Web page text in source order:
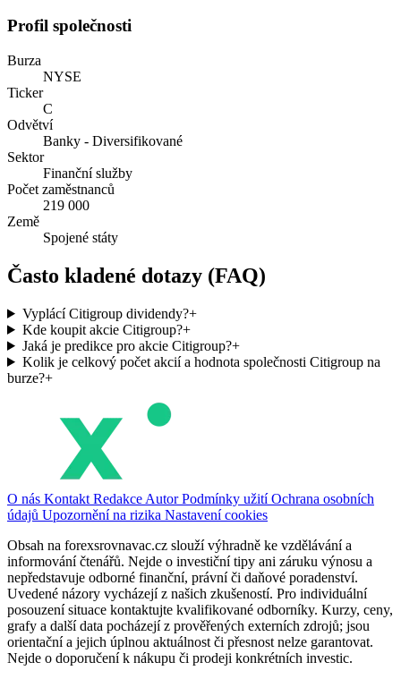
Profil společnosti
Burza
NYSE
Ticker
C
Odvětví
Banky - Diversifikované
Sektor
Finanční služby
Počet zaměstnanců
219 000
Země
Spojené státy
Často kladené dotazy (FAQ)
Vyplácí Citigroup dividendy?+
Kde koupit akcie Citigroup?+
Jaká je predikce pro akcie Citigroup?+
Kolik je celkový počet akcií a hodnota společnosti Citigroup na
burze?+
O nás Kontakt Redakce AutorPodmínky užitíOchrana osobních
údajů Upozornění na rizika Nastavení cookies
Obsah na forexsrovnavac.cz slouží výhradně ke vzdělávání a
informování čtenářů. Nejde o investiční tipy ani záruku výnosu a
nepředstavuje odborné finanční, právní či daňové poradenství.
Uvedené názory vycházejí z našich zkušeností. Pro individuální
posouzení situace kontaktujte kvalifikované odborníky. Kurzy, ceny,
grafy a další data pocházejí z prověřených externích zdrojů; jsou
orientační a jejich úplnou aktuálnost či přesnost nelze garantovat.
Nejde o doporučení k nákupu či prodeji konkrétních investic.